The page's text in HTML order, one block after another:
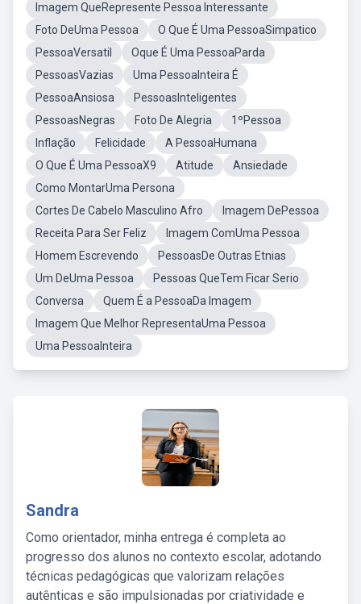
Imagem QueRepresente Pessoa Interessante
Foto DeUma Pessoa
O Que É Uma PessoaSimpatico
PessoaVersatil
Oque É Uma PessoaParda
PessoasVazias
Uma PessoaInteira É
PessoaAnsiosa
PessoasInteligentes
PessoasNegras
Foto De Alegria
1ºPessoa
Inflação
Felicidade
A PessoaHumana
O Que É Uma PessoaX9
Atitude
Ansiedade
Como MontarUma Persona
Cortes De Cabelo Masculino Afro
Imagem DePessoa
Receita Para Ser Feliz
Imagem ComUma Pessoa
Homem Escrevendo
PessoasDe Outras Etnias
Um DeUma Pessoa
Pessoas QueTem Ficar Serio
Conversa
Quem É a PessoaDa Imagem
Imagem Que Melhor RepresentaUma Pessoa
Uma PessoaInteira
Sandra
Como orientador, minha entrega é completa ao
progresso dos alunos no contexto escolar, adotando
técnicas pedagógicas que valorizam relações
autênticas e são impulsionadas por criatividade e